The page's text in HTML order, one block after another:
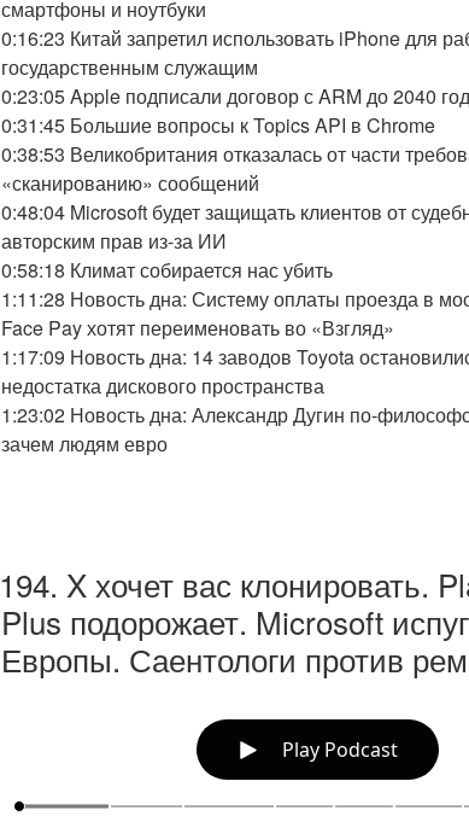
смартфоны и ноутбуки
0:16:23 Китай запретил использовать iPhone для
государственным служащим
0:23:05 Apple подписали договор с ARM до 2040
0:31:45 Большие вопросы к Topics API в Chrome
0:38:53 Великобритания отказалась от части
«сканированию» сообщений
0:48:04 Microsoft будет защищать клиентов от
авторским прав из-за ИИ
0:58:18 Климат собирается нас убить
1:11:28 Новость дна: Систему оплаты проезда в
Face Pay хотят переименовать во «Взгляд»
1:17:09 Новость дна: 14 заводов Toyota
недостатка дискового пространства
1:23:02 Новость дна: Александр Дугин по-
зачем людям евро
194. X хочет вас клонировать.
Plus подорожает. Microsoft
Европы. Саентологи против